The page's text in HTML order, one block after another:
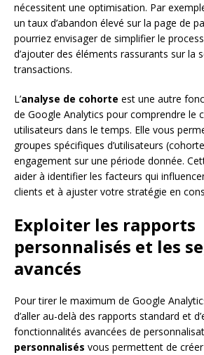
nécessitent une optimisation. Par
un taux d’abandon élevé sur la page de
pourriez envisager de simplifier le
d’ajouter des éléments rassurants sur la
transactions.
L’analyse de cohorte est une autre
de Google Analytics pour comprendre le
utilisateurs dans le temps. Elle vous
groupes spécifiques d’utilisateurs
engagement sur une période donnée.
aider à identifier les facteurs qui
clients et à ajuster votre stratégie en
Exploiter les rapports
personnalisés et les
avancés
Pour tirer le maximum de Google
d’aller au-delà des rapports standard et
fonctionnalités avancées de
personnalisés vous permettent de